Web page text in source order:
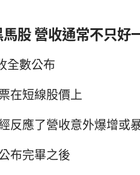
股 營收通常不只好
全數公布
在短線股價上
反應了營收意外爆增或
布完畢之後